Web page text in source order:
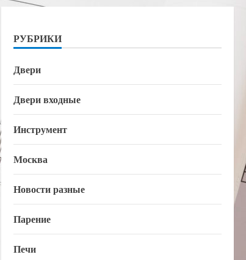
РУБРИКИ
Двери
Двери входные
Инструмент
Москва
Новости разные
Парение
Печи